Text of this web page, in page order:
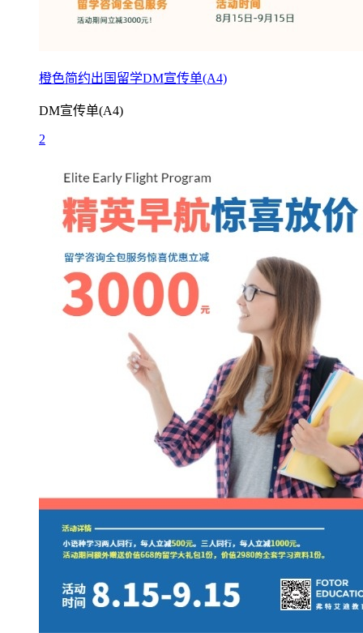
橙色简约出国留学DM宣传单(A4)
DM宣传单(A4)
2